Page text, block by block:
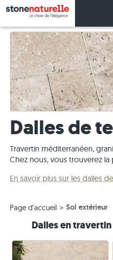
Dalles de
Travertin méditerranéen,
Chez nous, vous trouverez la
En savoir plus sur les dalles
Page d'accueil Sol extérieur
Dalles en